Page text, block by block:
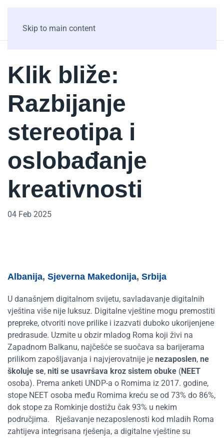
Skip to main content
Klik bliže:
Razbijanje
stereotipa i
oslobađanje
kreativnosti
04 Feb 2025
Albanija, Sjeverna Makedonija, Srbija
U današnjem digitalnom svijetu, savladavanje digitalnih
vještina više nije luksuz. Digitalne vještine mogu premostiti
prepreke, otvoriti nove prilike i izazvati duboko ukorijenjene
predrasude. Uzmite u obzir mladog Roma koji živi na
Zapadnom Balkanu, najčešće se suočava sa barijerama
prilikom zapošljavanja i najvjerovatnije je nezaposlen, ne
školuje se, niti se usavršava kroz sistem obuke (NEET
osoba). Prema anketi UNDP-a o Romima iz 2017. godine,
stope NEET osoba među Romima kreću se od 73% do 86%,
dok stope za Romkinje dostižu čak 93% u nekim
područjima.
Rješavanje nezaposlenosti kod mladih Roma
zahtijeva integrisana rješenja, a digitalne vještine su